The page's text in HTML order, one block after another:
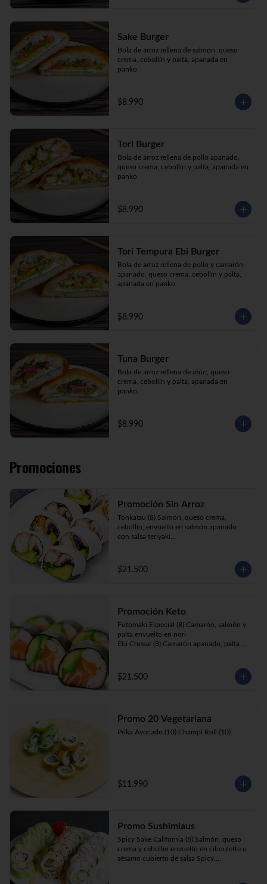
Sake Burger
Bola de arroz rellena de salmón, queso
crema, cebollín y palta, apanada en
panko.
$8.990
Tori Burger
Bola de arroz rellena de pollo apanado,
queso crema, cebollín y palta, apanada en
panko.
$8.990
Tori Tempura Ebi Burger
Bola de arroz rellena de pollo y camarón
apanado, queso crema, cebollín y palta,
apanada en panko.
$8.990
Tuna Burger
Bola de arroz rellena de atún, queso
crema, cebollín y palta, apanada en
panko.
$8.990
Promociones
Promoción Sin Arroz
Tonkatsu (8) Salmón, queso crema,
cebollín, envuelto en salmón apanado
con salsa teriyaki
Sake Ebi (8) Camarón, salmón, queso
crema y cebollín envuelto en palta.
$21.500
Promoción Keto
Futomaki Especial (8) Camarón, salmón y
palta envuelto en nori
Ebi Chesse (8) Camarón apanado, palta y
Sake Ebi (8) Camarón, salmón, queso
crema y cebollín envuelto en palta.
$21.500
Promo 20 Vegetariana
Prika Avocado (10) Champi Roll (10)
$11.990
Promo Sushimiaus
Spicy Sake California (8) Salmón, queso
crema y cebollín envuelto en ciboulette o
sésamo cubierto de salsa Spicy.